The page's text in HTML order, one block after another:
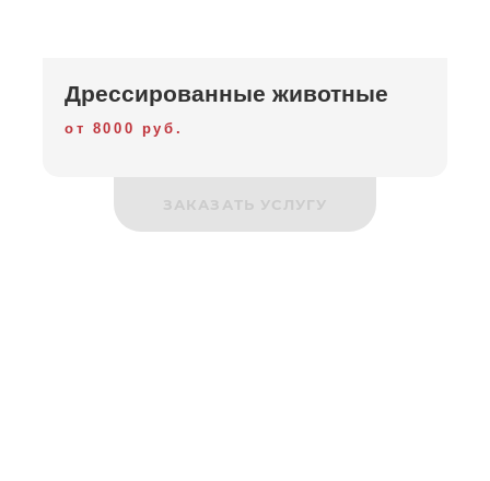
Дрессированные животные
от 8000 руб.
ЗАКАЗАТЬ УСЛУГУ